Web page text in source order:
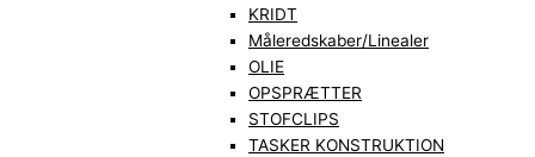
KRIDT
Måleredskaber/Linealer
OLIE
OPSPRÆTTER
STOFCLIPS
TASKER KONSTRUKTION